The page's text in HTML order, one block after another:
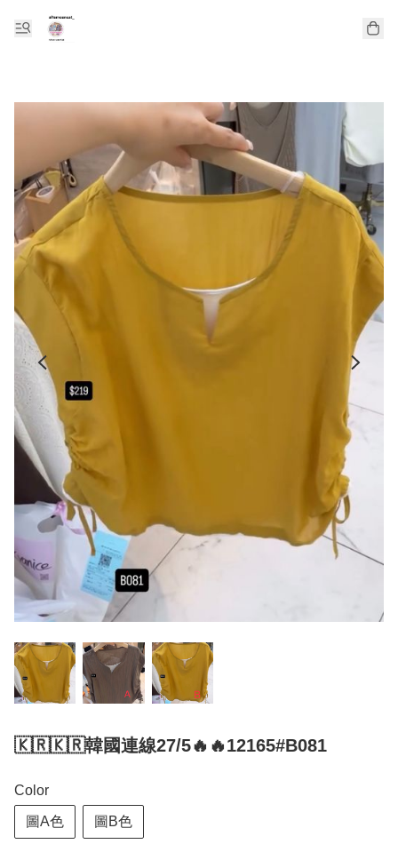
🇰🇷🇰🇷韓國連線27/5🔥🔥12165#B081
Color
圖A色 圖B色